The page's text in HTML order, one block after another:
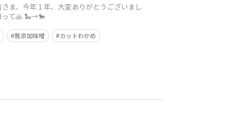
た🙇 来年も、どうぞ宜しくお願い致します🙇 皆さまの健やかな毎日と、楽しさいっぱいの日々を願って🙏 🐍→🐎
無添加味噌
カットわかめ